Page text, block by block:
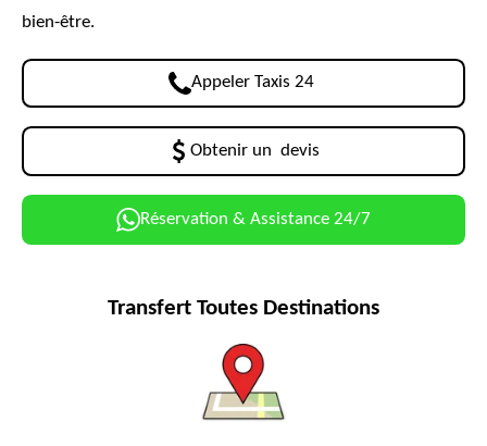
bien-être.
Appeler Taxis 24
Obtenir un devis
Réservation & Assistance 24/7
Transfert Toutes Destinations